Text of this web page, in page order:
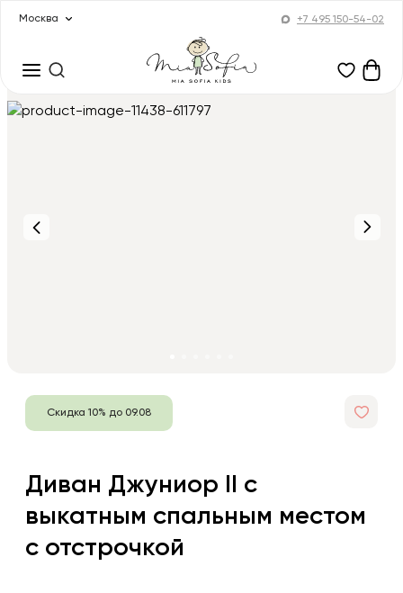
Москва +7 495 150-54-02
Скидка 10% до 09.08
Диван Джуниор II с
выкатным спальным местом
с отстрочкой